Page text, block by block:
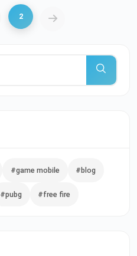
2
#game mobile #blog
#pubg #free fire